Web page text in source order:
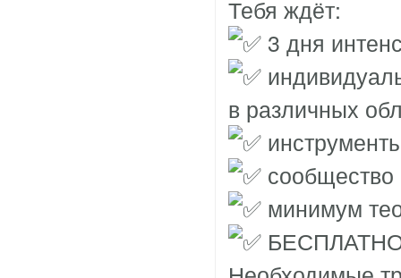
Тебя ждёт:
3 дня
в различных
минимум